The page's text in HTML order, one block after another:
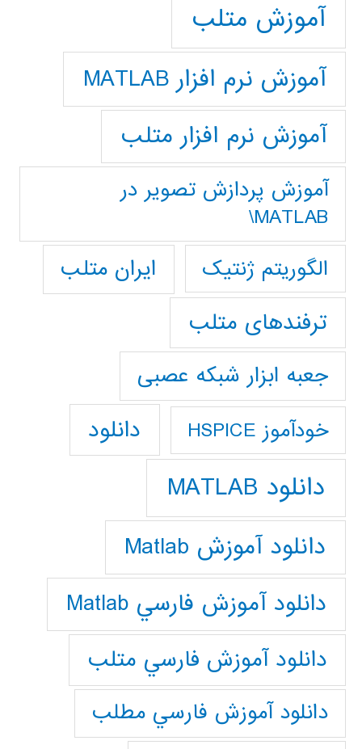
آموزش متلب
آموزش نرم افزار MATLAB
آموزش نرم افزار متلب
آموزش پردازش تصوير در
MATLAB\
الگوریتم ژنتیک
ایران متلب
ترفندهای متلب
جعبه ابزار شبکه عصبی
خودآموز HSPICE دانلود
دانلود MATLAB
دانلود آموزش Matlab
دانلود آموزش فارسي Matlab
دانلود آموزش فارسي متلب
دانلود آموزش فارسي مطلب